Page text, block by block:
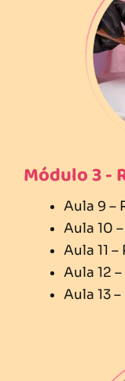
Módulo 3 -
Aula 9 –
Aula 10
Aula 11
Aula 12
Aula 13